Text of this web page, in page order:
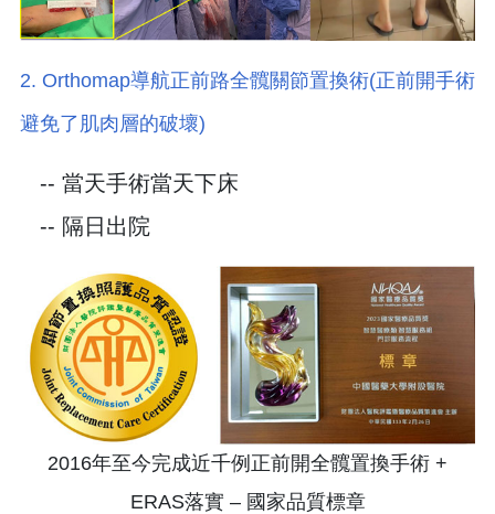
2. Orthomap導航正前路全髖關節置換術(正前開手術
避免了肌肉層的破壞)
-- 當天手術當天下床
-- 隔日出院
2016年至今完成近千例正前開全髖置換手術 +
ERAS落實 – 國家品質標章